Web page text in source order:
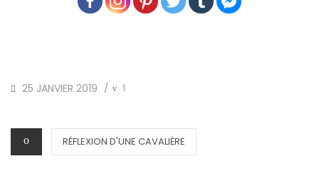
POSTED
25 JANVIER 2019 / 1
CATEGORIES
RÉFLEXION D'UNE CAVALIÈRE